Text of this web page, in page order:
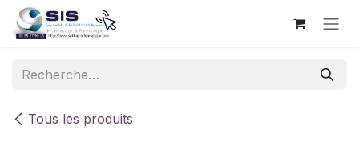
Se rendre au contenu
Tous les produits